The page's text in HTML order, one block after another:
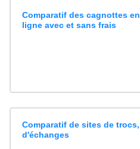
Comparatif des cagnottes en
ligne avec et sans frais
Comparatif de sites de trocs,
d'échanges